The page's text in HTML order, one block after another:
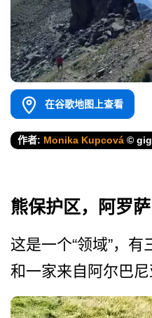
在谷歌地图上查看
作者: Monika Kupcová ©
熊保护区，阿罗萨
这是一个“领域”，
和一家来自阿尔巴